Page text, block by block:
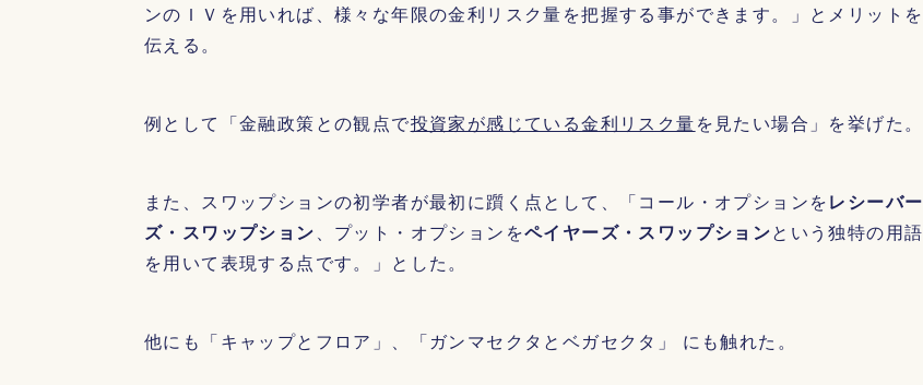
ンのＩＶを用いれば、様々な年限の金利リスク量を把握する事ができます。」とメリットを
伝える。
例として「金融政策との観点で投資家が感じている金利リスク量を見たい場合」を挙げた。
また、スワップションの初学者が最初に躓く点として、「コール・オプションをレシーバー
ズ・スワップション、プット・オプションをペイヤーズ・スワップションという独特の用語
を用いて表現する点です。」とした。
他にも「キャップとフロア」、「ガンマセクタとベガセクタ」 にも触れた。